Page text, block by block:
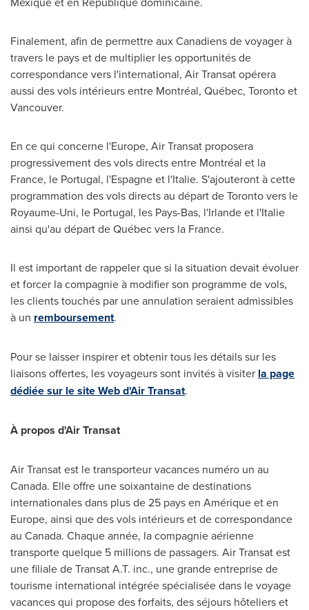
Finalement, afin de permettre aux Canadiens de voyager à
travers le pays et de multiplier les opportunités de
correspondance vers l'international, Air Transat opérera
aussi des vols intérieurs entre Montréal, Québec, Torontoet
Vancouver.
En ce qui concerne l'Europe, Air Transat proposera
progressivement des vols directs entre Montréal et la
France, le Portugal, l'Espagne et l'Italie. S'ajouteront à cette
programmation des vols directs au départ deTorontovers le
Royaume-Uni, le Portugal, les Pays-Bas, l'Irlandeet l'Italie
ainsi qu'au départ de Québec vers la France.
Il est important de rappeler que si la situation devait évoluer
et forcer la compagnie à modifier son programme de vols,
les clients touchés par une annulation seraient admissibles
à un remboursement.
Pour se laisser inspirer et obtenir tous les détails sur les
liaisons offertes, les voyageurs sont invités à visiter la page
dédiée sur le site Web d'Air Transat.
À propos d'Air Transat
Air Transat est le transporteur vacances numéro un au
Canada. Elle offre une soixantaine de destinations
internationales dans plus de 25 pays en Amérique et en
Europe, ainsi que des vols intérieurs et de correspondance
au Canada. Chaque année, la compagnie aérienne
transporte quelque 5 millions de passagers. Air Transat est
une filiale de Transat A.T. inc., une grande entreprise de
tourisme international intégrée spécialisée dans le voyage
vacances qui propose des forfaits, des séjours hôteliers et